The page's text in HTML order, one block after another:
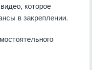
которое
в закреплении.